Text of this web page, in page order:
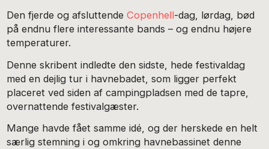
Den fjerde og afsluttendeCopenhell-dag, lørdag, bød
på endnu flere interessante bands – og endnu højere
temperaturer.
Denne skribent indledte den sidste, hede festivaldag
med en dejlig tur i havnebadet, som ligger perfekt
placeret ved siden af campingpladsen med de tapre,
overnattende festivalgæster.
Mange havde fået samme idé, og der herskede en helt
særlig stemning i og omkring havnebassinet denne